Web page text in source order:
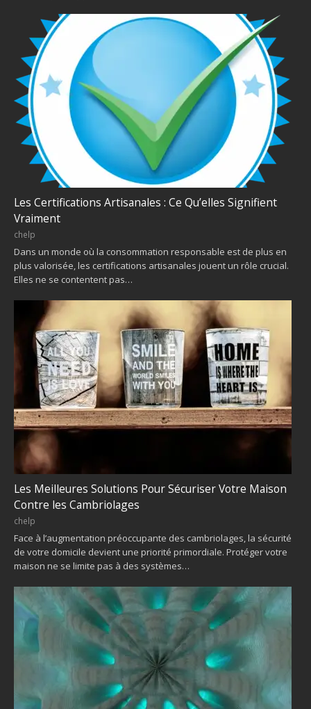
Les Certifications Artisanales : Ce Qu’elles Signifient
Vraiment
chelp
Dans un monde où la consommation responsable est de plus en
plus valorisée, les certifications artisanales jouent un rôle crucial.
Elles ne se contentent pas…
Les Meilleures Solutions Pour Sécuriser Votre Maison
Contre les Cambriolages
chelp
Face à l’augmentation préoccupante des cambriolages, la sécurité
de votre domicile devient une priorité primordiale. Protéger votre
maison ne se limite pas à des systèmes…